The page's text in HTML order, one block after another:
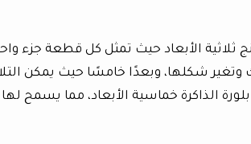
الأبعاد حيث تمثل كل قطعة جزء
شكلها، وبعدًا خامسًا حيث يمكن
الذاكرة خماسية الأبعاد، مما يسمح